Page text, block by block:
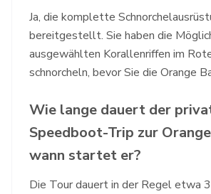
Ja, die komplette
bereitgestellt. Sie haben die
ausgewählten Korallenriffen im
schnorcheln, bevor Sie die Orange
Wie lange dauert der
Speedboot-Trip zur
wann startet er?
Die Tour dauert in der Regel etwa